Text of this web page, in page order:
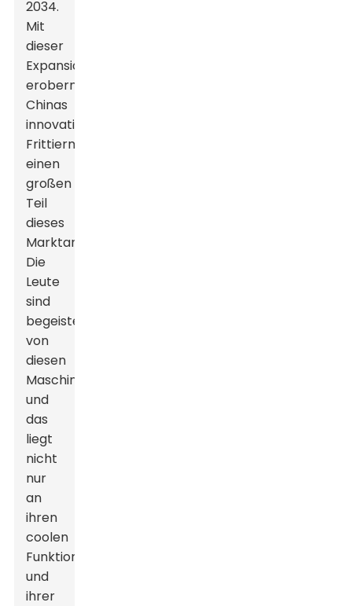
2034.
Mit
dieser
Expansion
erobern
Chinas
innovative
Frittiermaschinen
einen
großen
Teil
dieses
Marktanteils.
Die
Leute
sind
begeistert
von
diesen
Maschinen,
und
das
liegt
nicht
nur
an
ihren
coolen
Funktionen
und
ihrer